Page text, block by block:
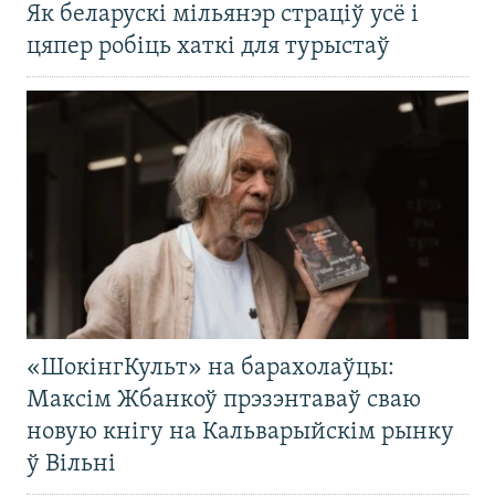
Як беларускі мільянэр страціў усё і
цяпер робіць хаткі для турыстаў
«ШокінгКульт» на барахолаўцы:
Максім Жбанкоў прэзэнтаваў сваю
новую кнігу на Кальварыйскім рынку
ў Вільні